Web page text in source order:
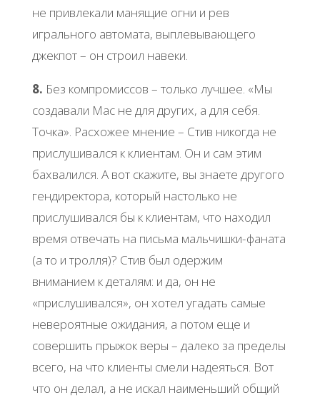
не привлекали манящие огни и рев
игрального автомата, выплевывающего
джекпот – он строил навеки.
8. Без компромиссов – только лучшее. «Мы
создавали Mac не для других, а для себя.
Точка». Расхожее мнение – Стив никогда не
прислушивался к клиентам. Он и сам этим
бахвалился. А вот скажите, вы знаете другого
гендиректора, который настолько не
прислушивался бы к клиентам, что находил
время отвечать на письма мальчишки-фаната
(а то и тролля)? Стив был одержим
вниманием к деталям: и да, он не
«прислушивался», он хотел угадать самые
невероятные ожидания, а потом еще и
совершить прыжок веры – далеко за пределы
всего, на что клиенты смели надеяться. Вот
что он делал, а не искал наименьший общий